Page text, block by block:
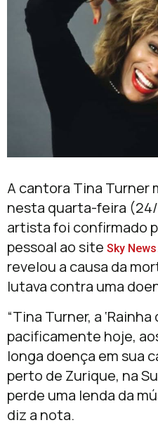
A cantora Tina Turner
nesta quarta-feira
artista foi confirmado
pessoal ao site Sky News
revelou a causa da
lutava contra uma
“Tina Turner, a ‘Rainha
pacificamente hoje,
longa doença em sua
perto de Zurique, na
perde uma lenda da
diz a nota.